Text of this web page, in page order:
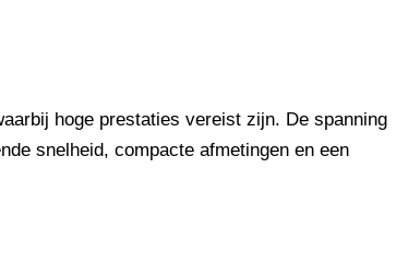
hoge prestaties vereist zijn. De spanning
snelheid, compacte afmetingen en een